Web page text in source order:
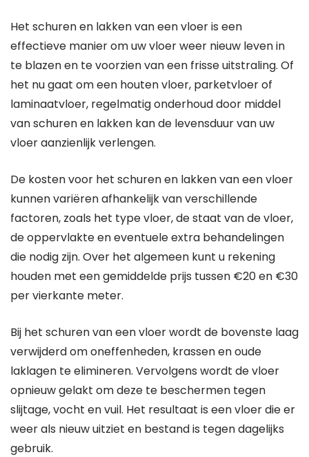
Het schuren en lakken van een vloer is een
effectieve manier om uw vloer weer nieuw leven in
te blazen en te voorzien van een frisse uitstraling. Of
het nu gaat om een houten vloer, parketvloer of
laminaatvloer, regelmatig onderhoud door middel
van schuren en lakken kan de levensduur van uw
vloer aanzienlijk verlengen.
De kosten voor het schuren en lakken van een vloer
kunnen variëren afhankelijk van verschillende
factoren, zoals het type vloer, de staat van de vloer,
de oppervlakte en eventuele extra behandelingen
die nodig zijn. Over het algemeen kunt u rekening
houden met een gemiddelde prijs tussen €20 en €30
per vierkante meter.
Bij het schuren van een vloer wordt de bovenste laag
verwijderd om oneffenheden, krassen en oude
laklagen te elimineren. Vervolgens wordt de vloer
opnieuw gelakt om deze te beschermen tegen
slijtage, vocht en vuil. Het resultaat is een vloer die er
weer als nieuw uitziet en bestand is tegen dagelijks
gebruik.